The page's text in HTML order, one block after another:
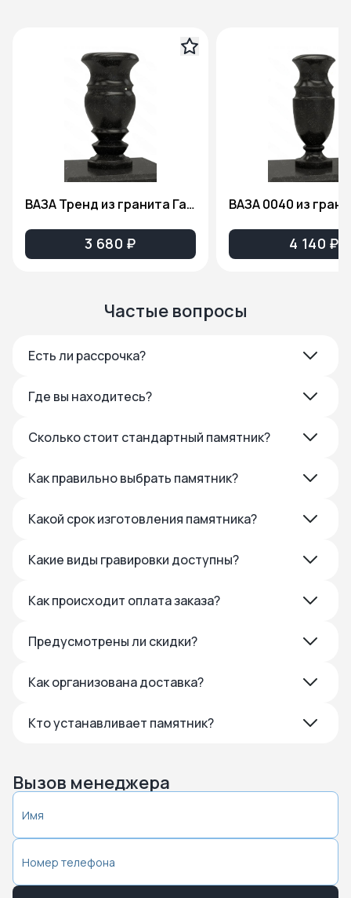
ВАЗА Тренд из гранита Габбро Диабаз
3 680 ₽ 4 140 ₽
Частые вопросы
Есть ли рассрочка?
Где вы находитесь?
Сколько стоит стандартный памятник?
Как правильно выбрать памятник?
Какой срок изготовления памятника?
Какие виды гравировки доступны?
Как происходит оплата заказа?
Предусмотрены ли скидки?
Как организована доставка?
Кто устанавливает памятник?
Вызов менеджера